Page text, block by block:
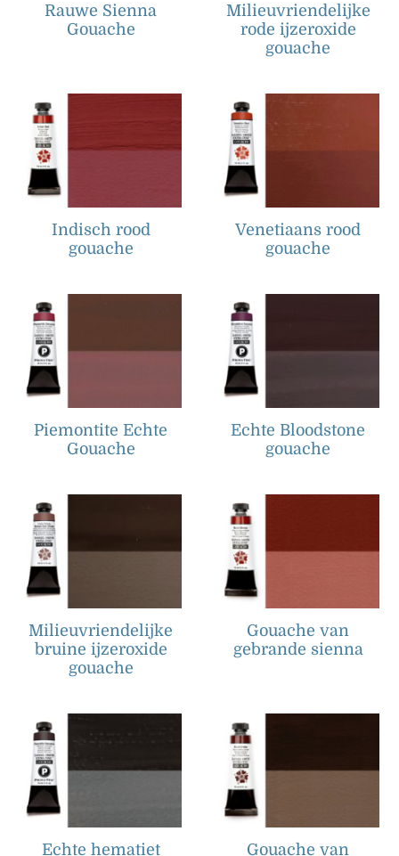
Rauwe Sienna
Gouache
Milieuvriendelijke
rode ijzeroxide
gouache
Indisch rood
gouache
Venetiaans rood
gouache
Piemontite Echte
Gouache
Echte Bloodstone
gouache
Milieuvriendelijke
bruine ijzeroxide
gouache
Gouache van
gebrande sienna
Echte hematiet
Gouache van